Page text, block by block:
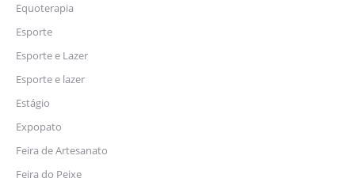
Equoterapia
Esporte
Esporte e Lazer
Esporte e lazer
Estágio
Expopato
Feira de Artesanato
Feira do Peixe